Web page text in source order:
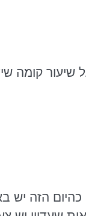
כהיום הזה